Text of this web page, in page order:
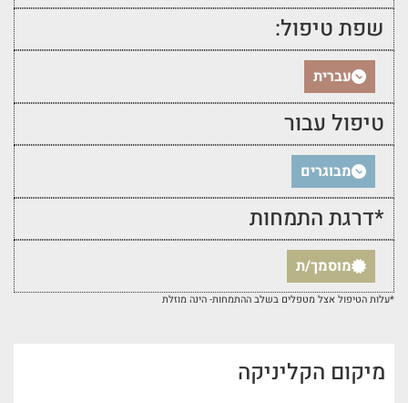
שפת טיפול:
עברית
טיפול עבור
מבוגרים
*דרגת התמחות
מוסמך/ת
*עלות הטיפול אצל מטפלים בשלב ההתמחות- הינה מוזלת
מיקום הקליניקה